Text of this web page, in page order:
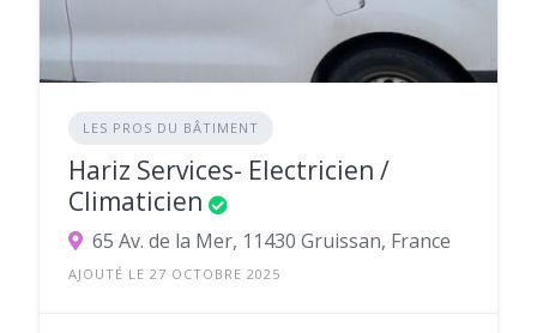
LES PROS DU BÂTIMENT
Hariz Services- Electricien /
Climaticien
65 Av. de la Mer, 11430 Gruissan, France
AJOUTÉ LE 27 OCTOBRE 2025